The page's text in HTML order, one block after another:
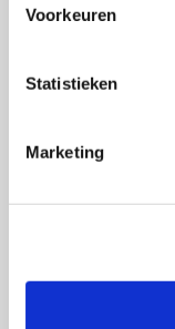
Voorkeuren
Statistieken
Marketing
Bericht*
We
formulier